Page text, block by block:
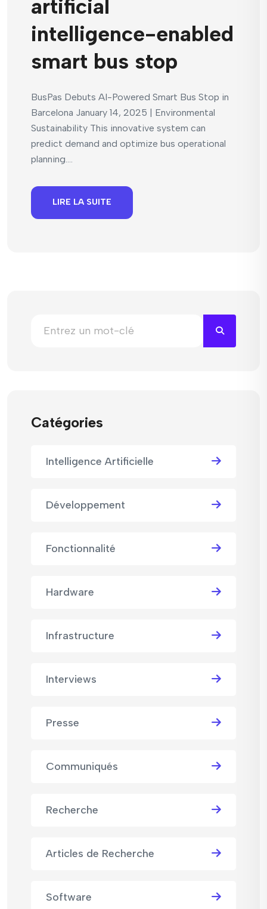
artificial
intelligence-enabled
smart bus stop
BusPas Debuts AI-Powered Smart Bus Stop in
Barcelona January 14, 2025 | Environmental
Sustainability This innovative system can
predict demand and optimize bus operational
planning....
LIRE LA SUITE
Catégories
Intelligence Artificielle
Développement
Fonctionnalité
Hardware
Infrastructure
Interviews
Presse
Communiqués
Recherche
Articles de Recherche
Software